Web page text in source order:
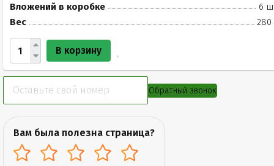
Вложений в коробке
6
Вес
280
В корзину
Обратный звонок
Вам была полезна страница?